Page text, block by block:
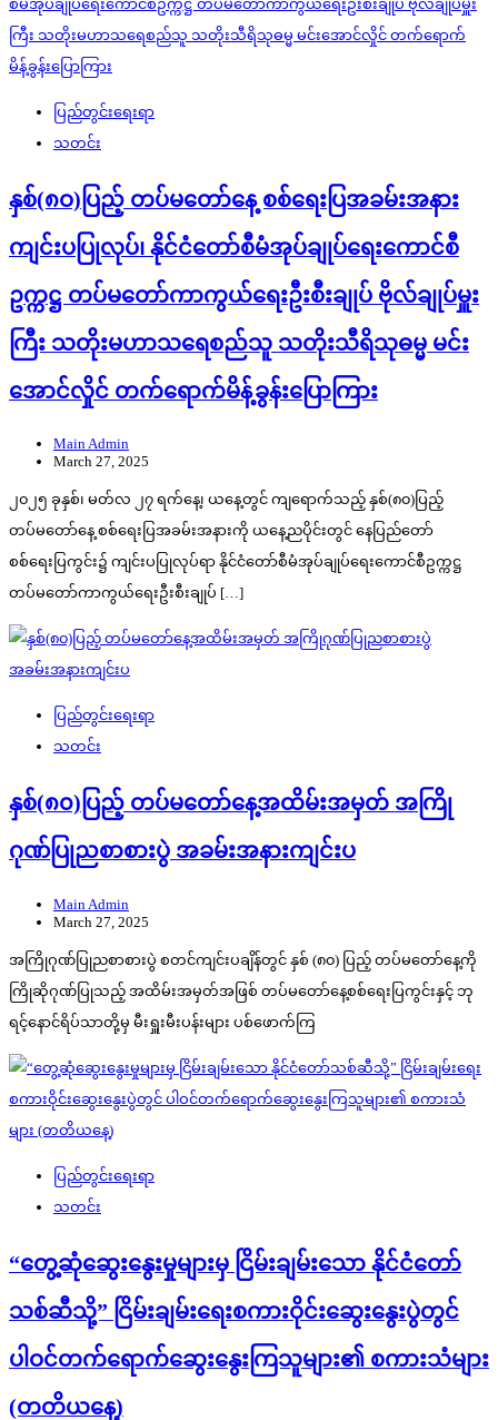
ပြည်တွင်းရေးရာ
သတင်း
နှစ်(၈ဝ)ပြည့် တပ်မတော်နေ့ စစ်ရေးပြအခမ်းအနား
ကျင်းပပြုလုပ်၊ နိုင်ငံတော်စီမံအုပ်ချုပ်ရေးကောင်စီ
ဥက္ကဋ္ဌ တပ်မတော်ကာကွယ်ရေးဦးစီးချုပ် ဗိုလ်ချုပ်မှူး
ကြီး သတိုးမဟာသရေစည်သူ သတိုးသီရိသုဓမ္မ မင်း
အောင်လှိုင် တက်ရောက်မိန့်ခွန်းပြောကြား
Main Admin
March 27, 2025
၂၀၂၅ ခုနှစ်၊ မတ်လ ၂၇ ရက်နေ့၊ ယနေ့တွင် ကျရောက်သည့် နှစ်(၈၀)ပြည့်
တပ်မတော်နေ့ စစ်ရေးပြအခမ်းအနားကို ယနေ့ညပိုင်းတွင် နေပြည်တော်
စစ်ရေးပြကွင်း၌ ကျင်းပပြုလုပ်ရာ နိုင်ငံတော်စီမံအုပ်ချုပ်ရေးကောင်စီဥက္ကဋ္ဌ
တပ်မတော်ကာကွယ်ရေးဦးစီးချုပ် […]
ပြည်တွင်းရေးရာ
သတင်း
နှစ်(၈၀)ပြည့် တပ်မတော်နေ့အထိမ်းအမှတ် အကြို
ဂုဏ်ပြုညစာစားပွဲ အခမ်းအနားကျင်းပ
Main Admin
March 27, 2025
အကြိုဂုဏ်ပြုညစာစားပွဲ စတင်ကျင်းပချိန်တွင် နှစ် (၈၀) ပြည့် တပ်မတော်နေ့ကို
ကြိုဆိုဂုဏ်ပြုသည့် အထိမ်းအမှတ်အဖြစ် တပ်မတော်နေ့စစ်ရေးပြကွင်းနှင့် ဘု
ရင့်နောင်ရိပ်သာတို့မှ မီးရှူးမီးပန်းများ ပစ်ဖောက်ကြ
ပြည်တွင်းရေးရာ
သတင်း
“တွေ့ဆုံဆွေးနွေးမှုများမှ ငြိမ်းချမ်းသော နိုင်ငံတော်
သစ်ဆီသို့” ငြိမ်းချမ်းရေးစကားဝိုင်းဆွေးနွေးပွဲတွင်
ပါဝင်တက်ရောက်ဆွေးနွေးကြသူများ၏ စကားသံများ
(တတိယနေ့)